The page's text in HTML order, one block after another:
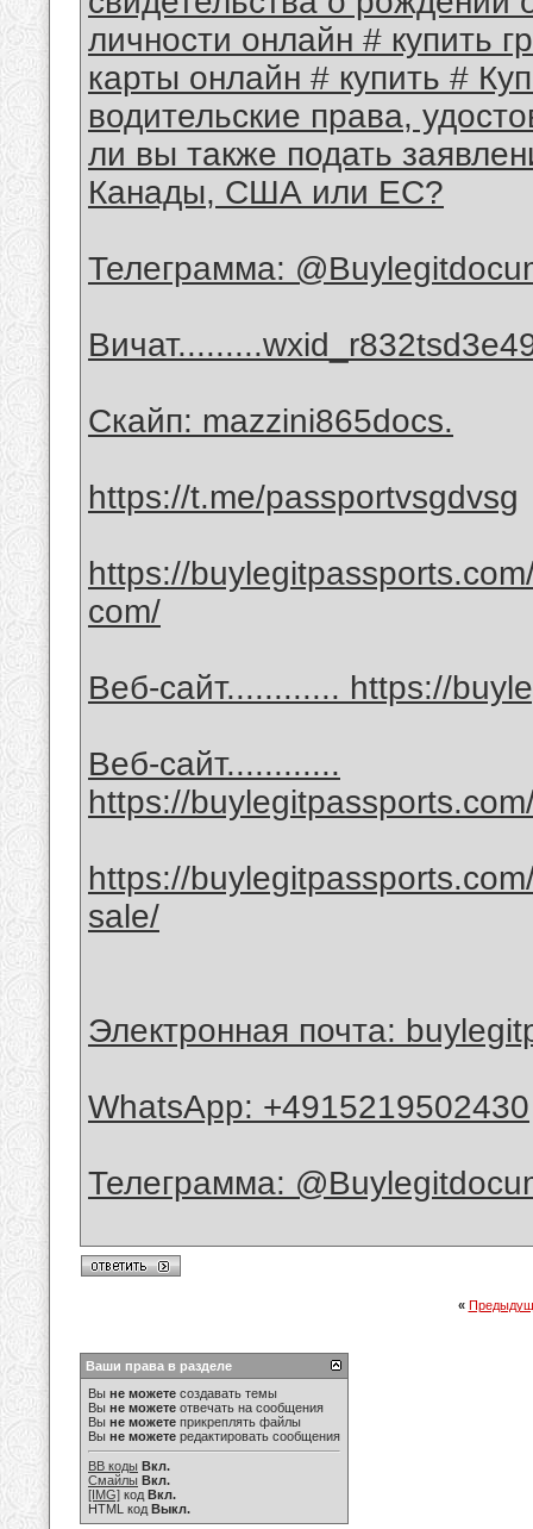
личности онлайн # купить
карты онлайн # купить #
водительские права,
ли вы также подать
Канады, США или ЕС?
Телеграмма:
Скайп: mazzini865docs.
https://t.me/passportvsgdvsg
https://
com/
Веб-сайт............ https://
Веб-сайт............
https://
https://
sale/
Электронная почта:
WhatsApp: +4915219502430
Телеграмма:
«
Ваши права в разделе
Вы не можете создавать темы
Вы не можете отвечать на сообщения
Вы не можете прикреплять файлы
Вы не можете редактировать сообщения
BB коды Вкл.
Смайлы Вкл.
[IMG] код Вкл.
HTML код Выкл.